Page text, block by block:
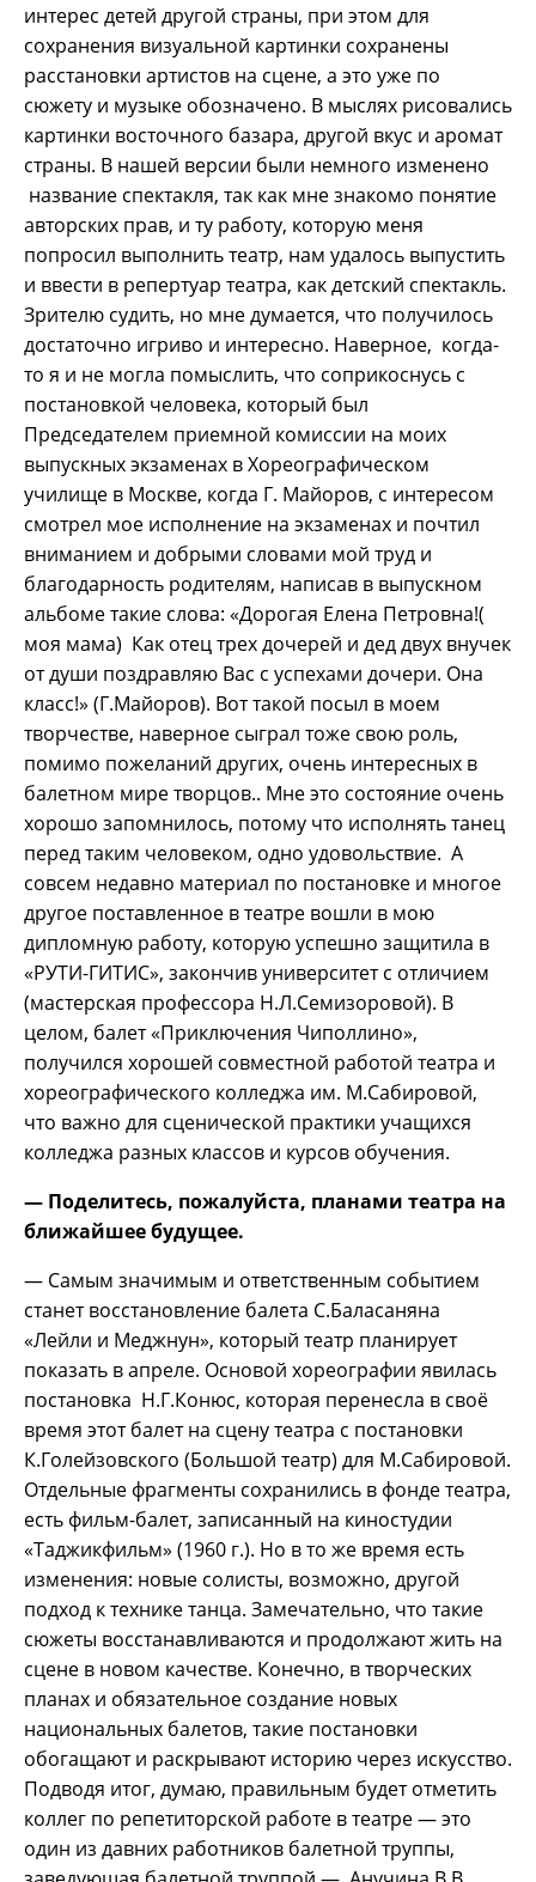
интерес детей другой страны, при этом для
сохранения визуальной картинки сохранены
расстановки артистов на сцене, а это уже по
сюжету и музыке обозначено. В мыслях рисовались
картинки восточного базара, другой вкус и аромат
страны. В нашей версии были немного изменено
название спектакля, так как мне знакомо понятие
авторских прав, и ту работу, которую меня
попросил выполнить театр, нам удалось выпустить
и ввести в репертуар театра, как детский спектакль.
Зрителю судить, но мне думается, что получилось
достаточно игриво и интересно. Наверное, когда-
то я и не могла помыслить, что соприкоснусь с
постановкой человека, который был
Председателем приемной комиссии на моих
выпускных экзаменах в Хореографическом
училище в Москве, когда Г. Майоров, с интересом
смотрел мое исполнение на экзаменах и почтил
вниманием и добрыми словами мой труд и
благодарность родителям, написав в выпускном
альбоме такие слова: «Дорогая Елена Петровна!(
моя мама) Как отец трех дочерей и дед двух внучек
от души поздравляю Вас с успехами дочери. Она
класс!» (Г.Майоров). Вот такой посыл в моем
творчестве, наверное сыграл тоже свою роль,
помимо пожеланий других, очень интересных в
балетном мире творцов.. Мне это состояние очень
хорошо запомнилось, потому что исполнять танец
перед таким человеком, одно удовольствие. А
совсем недавно материал по постановке и многое
другое поставленное в театре вошли в мою
дипломную работу, которую успешно защитила в
«РУТИ-ГИТИС», закончив университет с отличием
(мастерская профессора Н.Л.Семизоровой). В
целом, балет «Приключения Чиполлино»,
получился хорошей совместной работой театра и
хореографического колледжа им. М.Сабировой,
что важно для сценической практики учащихся
колледжа разных классов и курсов обучения.
— Поделитесь, пожалуйста, планами театра на
ближайшее будущее.
— Самым значимым и ответственным событием
станет восстановление балета С.Баласаняна
«Лейли и Меджнун», который театр планирует
показать в апреле. Основой хореографии явилась
постановка Н.Г.Конюс, которая перенесла в своё
время этот балет на сцену театра с постановки
К.Голейзовского (Большой театр) для М.Сабировой.
Отдельные фрагменты сохранились в фонде театра,
есть фильм-балет, записанный на киностудии
«Таджикфильм» (1960 г.). Но в то же время есть
изменения: новые солисты, возможно, другой
подход к технике танца. Замечательно, что такие
сюжеты восстанавливаются и продолжают жить на
сцене в новом качестве. Конечно, в творческих
планах и обязательное создание новых
национальных балетов, такие постановки
обогащают и раскрывают историю через искусство.
Подводя итог, думаю, правильным будет отметить
коллег по репетиторской работе в театре — это
один из давних работников балетной труппы,